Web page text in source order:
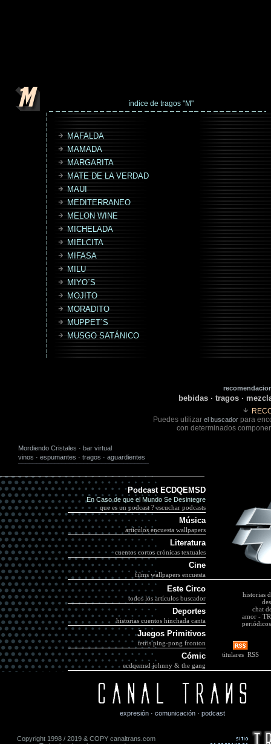
índice de tragos "M"
MAFALDA
MAMADA
MARGARITA
MATE DE LA VERDAD
MAUI
MEDITERRANEO
MELON WINE
MICHELADA
MIELCITA
MIFASA
MILU
MIYO´S
MOJITO
MORADITO
MUPPET´S
MUSGO SATÁNICO
bebidas · tragos ·
Puedes utilizar el buscador para
con determinados
Mordiendo Cristales · bar virtual
vinos · espumantes · tragos · aguardientes
¯¯¯¯¯¯¯¯¯¯¯¯¯¯¯¯¯¯¯¯¯¯¯¯¯¯¯¯¯¯¯¯¯¯¯¯
Podcast ECDQEMSD
En Caso de que el Mundo Se Desintegre
que es un podcast ? escuchar podcasts
Música
artículos encuesta wallpapers
Literatura
cuentos cortos crónicas textuales
Cine
films wallpapers encuesta
Este Circo
todos los artículos buscador
Deportes
historias cuentos hinchada canta
Juegos Primitivos
tetris ping-pong fronton
Cómic
ecdqemsd johnny & the gang
historias
chat
amor -
titulares RSS
expresión · comunicación · podcast
Copyright 1998 / 2019 & COPY canaltrans.com